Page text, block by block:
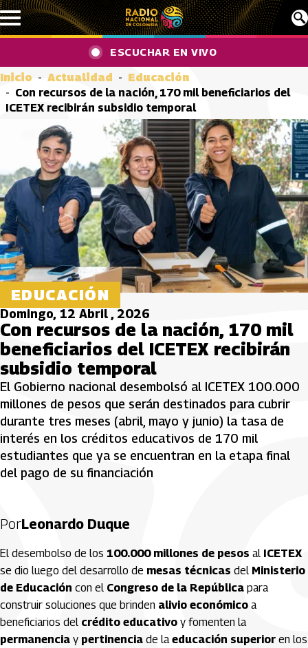
Pasar al contenido principal
ESCUCHAR EN VIVO
Inicio Actualidad
Educación
Con recursos de la nación, 170 mil beneficiarios del
ICETEX recibirán subsidio temporal
EDUCACIÓN
Domingo, 12 Abril , 2026
Con recursos de la nación, 170 mil
beneficiarios del ICETEX recibirán
subsidio temporal
El Gobierno nacional desembolsó al ICETEX 100.000
millones de pesos que serán destinados para cubrir
durante tres meses (abril, mayo y junio) la tasa de
interés en los créditos educativos de 170 mil
estudiantes que ya se encuentran en la etapa final
del pago de su financiación
PorLeonardo Duque
El desembolso de los 100.000 millones de pesos al ICETEX
se dio luego del desarrollo de mesas técnicas del Ministerio
de Educación con el Congreso de la República para
construir soluciones que brinden alivio económico a
beneficiarios del crédito educativo y fomenten la
permanencia y pertinencia de laeducación superior en los